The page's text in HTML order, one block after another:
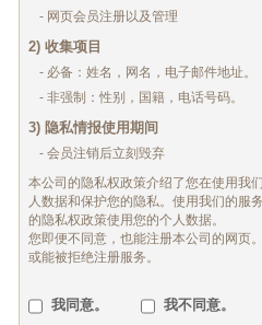
- 网页会员注册以及管理
2) 收集项目
- 必备：姓名，网名，电子邮件地址。
- 非强制：性别，国籍，电话号码。
3) 隐私情报使用期间
- 会员注销后立刻毁弃
本公司的隐私权政策介绍了您在使用我
人数据和保护您的隐私。使用我们的服
的隐私权政策使用您的个人数据。
您即便不同意，也能注册本公司的网页
或能被拒绝注册服务。
我同意。 我不同意。